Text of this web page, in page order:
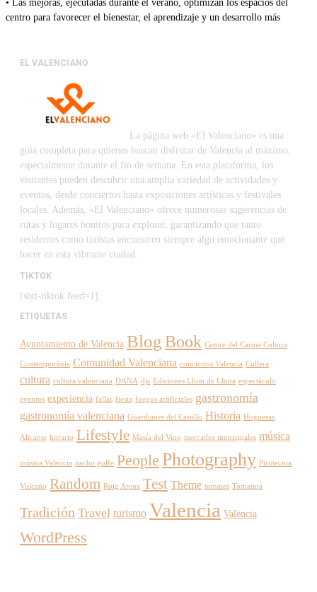
• Las mejoras, ejecutadas durante el verano, optimizan los espacios del
centro para favorecer el bienestar, el aprendizaje y un desarrollo más
EL VALENCIANO
La página web «El Valenciano» es una
guía completa para quienes buscan disfrutar de Valencia al máximo,
especialmente durante el fin de semana. En esta plataforma, los
visitantes pueden descubrir una amplia variedad de actividades y
eventos, desde conciertos hasta exposiciones artísticas y festivales
locales. Además, «El Valenciano» ofrece numerosas sugerencias de
rutas y lugares bonitos para explorar, garantizando que tanto
residentes como turistas encuentren siempre algo emocionante que
hacer en esta vibrante ciudad.
TIKTOK
[sbtt-tiktok feed=1]
ETIQUETAS
Ayuntamiento de Valencia BlogBook Centre del Carme Cultura
Contemporània Comunidad Valenciana conciertos Valencia Cullera
cultura cultura valenciana DANA djs Ediciones Llum de Lluna espectáculo
eventos experiencia fallas fiesta fuegos artificiales gastronomía
gastronomía valenciana Guardianes del Castillo Historia Hogueras
Alicante horario Lifestyle Masía del Vino mercados municipales música
música Valencia nacho golfe People Photography Pirotecnia
Vulcano Random Roig Arena Test Theme tomates Tomatina
Tradición Travel turismo Valencia València
WordPress